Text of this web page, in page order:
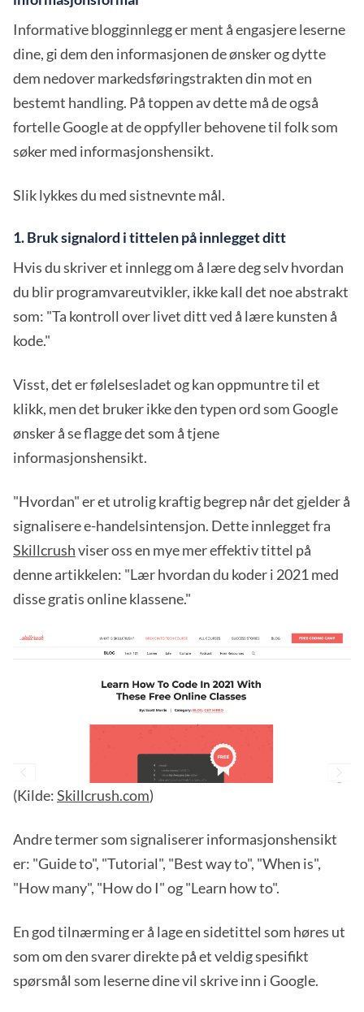
Informative blogginnlegg er ment å engasjere leserne
dine, gi dem den informasjonen de ønsker og dytte
dem nedover markedsføringstrakten din mot en
bestemt handling. På toppen av dette må de også
fortelle Google at de oppfyller behovene til folk som
søker med informasjonshensikt.
Slik lykkes du med sistnevnte mål.
1. Bruk signalord i tittelen på innlegget ditt
Hvis du skriver et innlegg om å lære deg selv hvordan
du blir programvareutvikler, ikke kall det noe abstrakt
som: "Ta kontroll over livet ditt ved å lære kunsten å
kode."
Visst, det er følelsesladet og kan oppmuntre til et
klikk, men det bruker ikke den typen ord som Google
ønsker å se flagge det som å tjene
informasjonshensikt.
"Hvordan" er et utrolig kraftig begrep når det gjelder å
signalisere e-handelsintensjon. Dette innlegget fra
Skillcrushviser oss en mye mer effektiv tittel på
denne artikkelen: "Lær hvordan du koder i 2021 med
disse gratis online klassene."
(Kilde:Skillcrush.com)
Andre termer som signaliserer informasjonshensikt
er: "Guide to", "Tutorial", "Best way to", "When is",
"How many", "How do I" og "Learn how to".
En god tilnærming er å lage en sidetittel som høres ut
som om den svarer direkte på et veldig spesifikt
spørsmål som leserne dine vil skrive inn i Google.